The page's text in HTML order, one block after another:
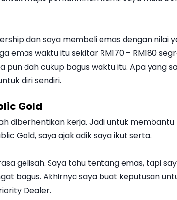
dan saya membeli emas dengan nilai
emas waktu itu sekitar RM170 – RM180
dah cukup bagus waktu itu. Apa yang
diri sendiri.
Gold
diberhentikan kerja. Jadi untuk membantu
Gold, saya ajak adik saya ikut serta.
gelisah. Saya tahu tentang emas, tapi
bagus. Akhirnya saya buat keputusan
Dealer.